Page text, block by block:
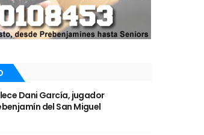
Dani García, jugador
del San Miguel